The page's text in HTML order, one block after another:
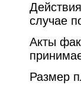
случае
Акты
Размер